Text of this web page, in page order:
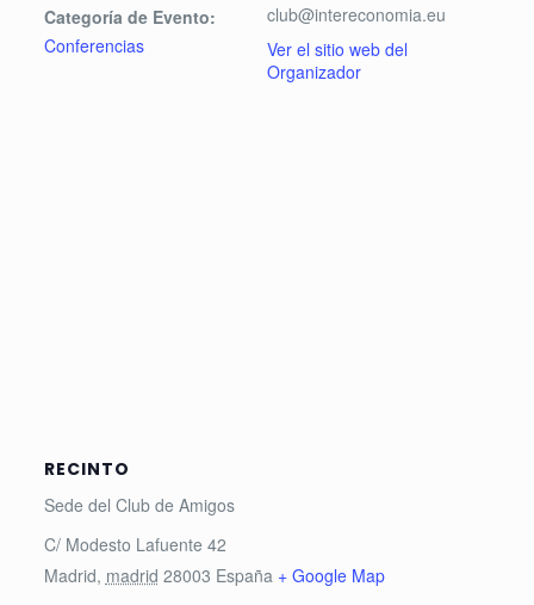
Categoría de Evento:
Conferencias
club@intereconomia.eu
Ver el sitio web del
Organizador
RECINTO
Sede del Club de Amigos
C/ Modesto Lafuente 42
Madrid, madrid 28003 España + Google Map